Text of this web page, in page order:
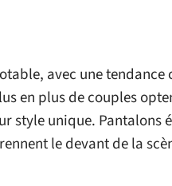
avec une tendance
en plus de couples
style unique. Pantalons
le devant de la